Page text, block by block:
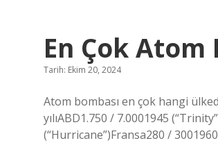
En Çok Atom
Tarih: Ekim 20, 2024
Atom bombası en çok hangi
yılıABD1.750 / 7.0001945
(“Hurricane”)Fransa280 /